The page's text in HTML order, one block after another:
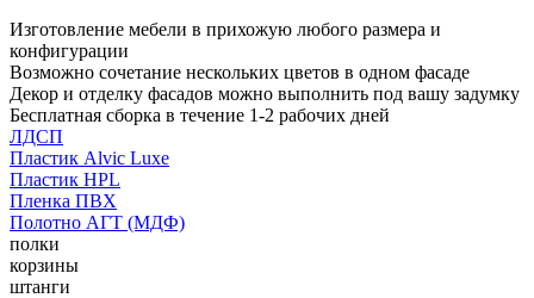
Изготовление мебели в прихожую любого размера и
конфигурации
Возможно сочетание нескольких цветов в одном фасаде
Декор и отделку фасадов можно выполнить под вашу задумку
Бесплатная сборка в течение 1-2 рабочих дней
ЛДСП
Пластик Alvic Luxe
Пластик HPL
Пленка ПВХ
Полотно АГТ (МДФ)
полки
корзины
штанги